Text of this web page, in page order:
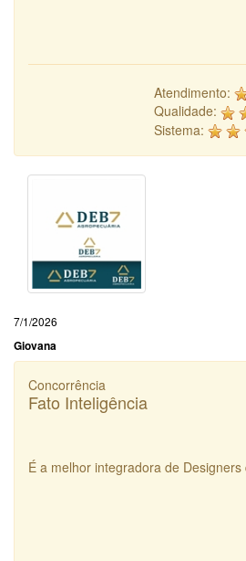
Atendimento:
Qualidade:
Sistema:
7/1/2026
Giovana
Concorrência
Fato Inteligência
É a melhor integradora de Designers